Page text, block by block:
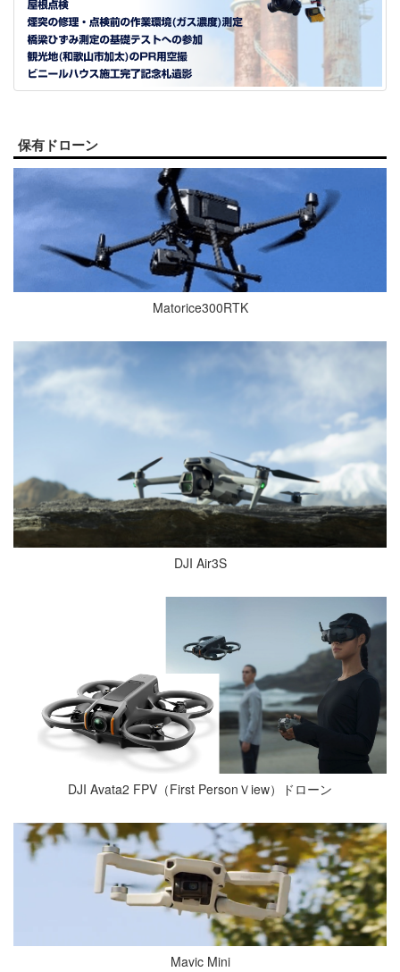
保有ドローン
Matorice300RTK
DJI Air3S
DJI Avata2 FPV（First PersonＶiew）ドローン
Mavic Mini